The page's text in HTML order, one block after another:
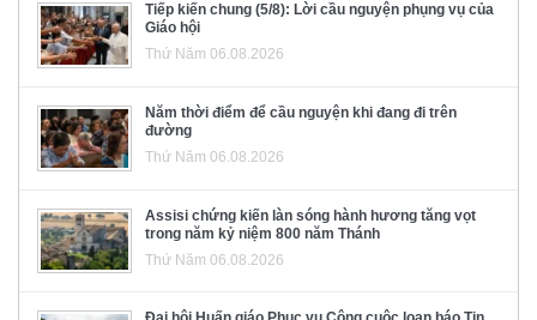
Tiếp kiến chung (5/8): Lời cầu nguyện phụng vụ của
Giáo hội
Thứ Năm 06.08.2026
Năm thời điểm để cầu nguyện khi đang đi trên
đường
Thứ Năm 06.08.2026
Assisi chứng kiến làn sóng hành hương tăng vọt
trong năm kỷ niệm 800 năm Thánh
Thứ Năm 06.08.2026